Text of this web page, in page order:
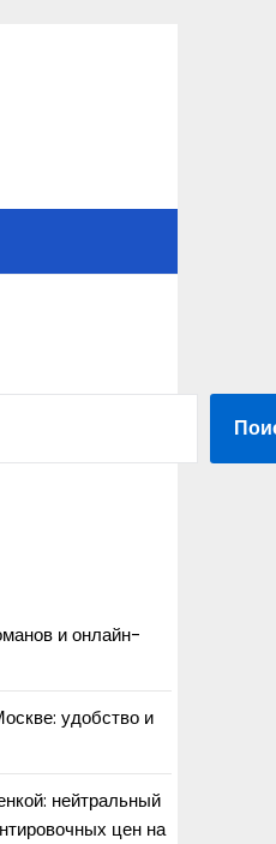
и онлайн-
удобство и
нейтральный
цен на